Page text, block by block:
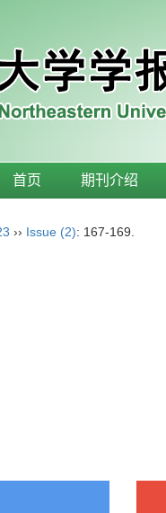
首页 期刊介绍
›› Issue (2): 167-169.